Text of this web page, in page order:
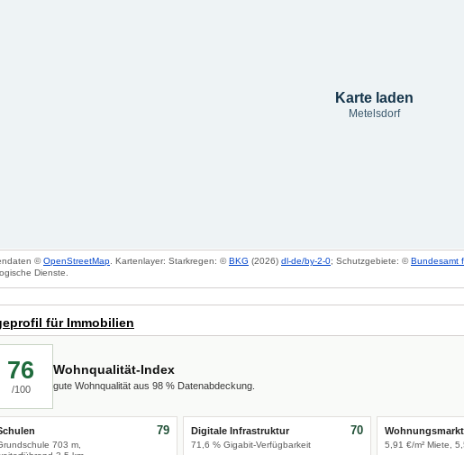
Karte laden
Metelsdorf
©OpenStreetMap . Kartenlayer: Starkregen: ©BKG (2026) dl-de/by-2-0; Schutzgebiete: ©Bundesamt
Dienste.
für Immobilien
76
/100
Wohnqualität-Index
gute Wohnqualität aus 98 % Datenabdeckung.
703 m,
79 Digitale Infrastruktur
71,6 % Gigabit-Verfügbarkeit
70 Wohnungsmarkt
5,91 €/m² Miete,